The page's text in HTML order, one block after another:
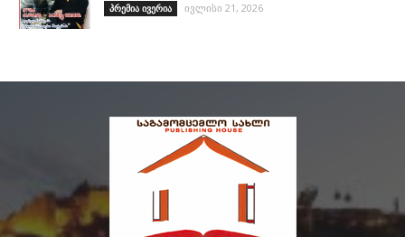
პრემია ივერია ივლისი 21, 2026